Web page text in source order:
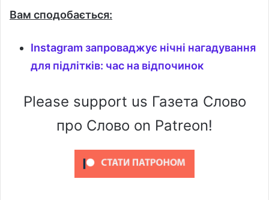
Вам сподобається:
Instagram запроваджує нічні нагадування
для підлітків: час на відпочинок
Please support us Газета Слово
про Слово on Patreon!